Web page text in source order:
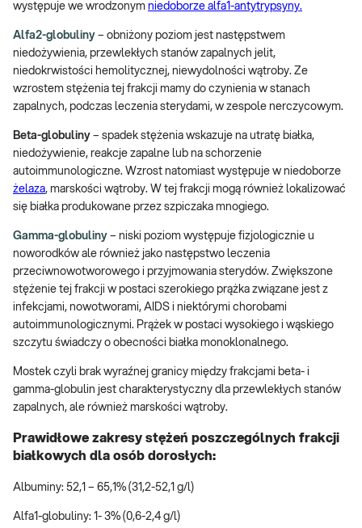
występuje we wrodzonym niedoborze alfa1-antytrypsyny.
Alfa2-globuliny – obniżony poziom jest następstwem
niedożywienia, przewlekłych stanów zapalnych jelit,
niedokrwistości hemolitycznej, niewydolności wątroby. Ze
wzrostem stężenia tej frakcji mamy do czynienia w stanach
zapalnych, podczas leczenia sterydami, w zespole nerczycowym.
Beta-globuliny – spadek stężenia wskazuje na utratę białka,
niedożywienie, reakcje zapalne lub na schorzenie
autoimmunologiczne. Wzrost natomiast występuje w niedoborze
żelaza, marskości wątroby. W tej frakcji mogą również lokalizować
się białka produkowane przez szpiczaka mnogiego.
Gamma-globuliny – niski poziom występuje fizjologicznie u
noworodków ale również jako następstwo leczenia
przeciwnowotworowego i przyjmowania sterydów. Zwiększone
stężenie tej frakcji w postaci szerokiego prążka związane jest z
infekcjami, nowotworami, AIDS i niektórymi chorobami
autoimmunologicznymi. Prążek w postaci wysokiego i wąskiego
szczytu świadczy o obecności białka monoklonalnego.
Mostek czyli brak wyraźnej granicy między frakcjami beta- i
gamma-globulin jest charakterystyczny dla przewlekłych stanów
zapalnych, ale również marskości wątroby.
Prawidłowe zakresy stężeń poszczególnych frakcji
białkowych dla osób dorosłych:
Albuminy: 52,1 – 65,1% (31,2-52,1 g/l)
Alfa1-globuliny: 1- 3% (0,6-2,4 g/l)